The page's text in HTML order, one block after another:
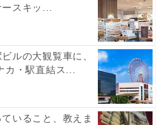
スキッ...
ルの大観覧車に、
・駅直結ス...
いること、教えま